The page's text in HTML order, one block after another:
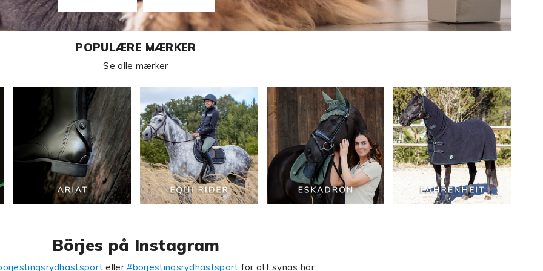
POPULÆRE MÆRKER
Se alle mærker
Börjes på Instagram
eller#borjestingsrydhastsport för att synas här